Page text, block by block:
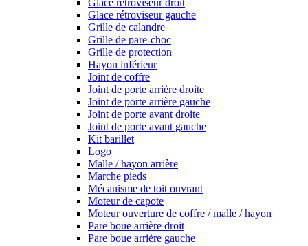
Glace rétroviseur droit
Glace rétroviseur gauche
Grille de calandre
Grille de pare-choc
Grille de protection
Hayon inférieur
Joint de coffre
Joint de porte arrière droite
Joint de porte arrière gauche
Joint de porte avant droite
Joint de porte avant gauche
Kit barillet
Logo
Malle / hayon arrière
Marche pieds
Mécanisme de toit ouvrant
Moteur de capote
Moteur ouverture de coffre / malle / hayon
Pare boue arrière droit
Pare boue arrière gauche